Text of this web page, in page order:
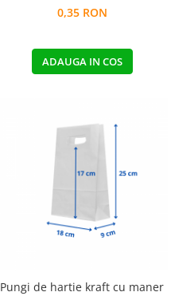
0,35 RON
ADAUGA IN COS
Pungi de hartie kraft cu maner